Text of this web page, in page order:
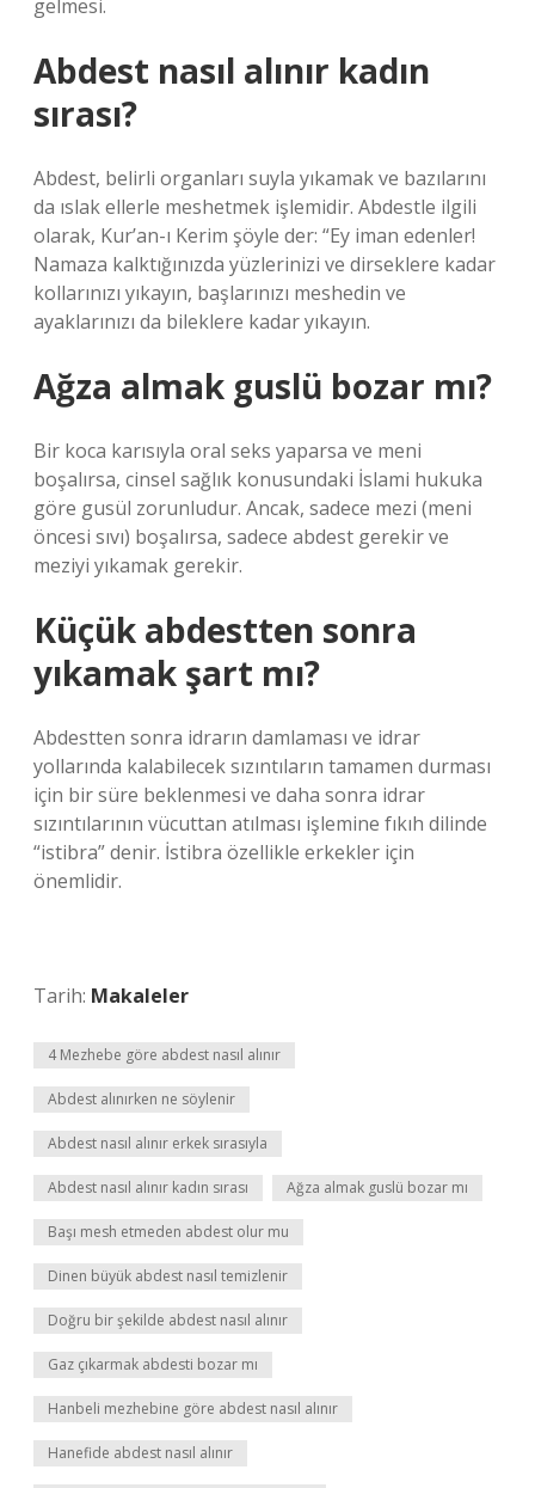
gelmesi.
Abdest nasıl alınır kadın
sırası?
Abdest, belirli organları suyla yıkamak ve bazılarını
da ıslak ellerle meshetmek işlemidir. Abdestle ilgili
olarak, Kur’an-ı Kerim şöyle der: “Ey iman edenler!
Namaza kalktığınızda yüzlerinizi ve dirseklere kadar
kollarınızı yıkayın, başlarınızı meshedin ve
ayaklarınızı da bileklere kadar yıkayın.
Ağza almak guslü bozar mı?
Bir koca karısıyla oral seks yaparsa ve meni
boşalırsa, cinsel sağlık konusundaki İslami hukuka
göre gusül zorunludur. Ancak, sadece mezi (meni
öncesi sıvı) boşalırsa, sadece abdest gerekir ve
meziyi yıkamak gerekir.
Küçük abdestten sonra
yıkamak şart mı?
Abdestten sonra idrarın damlaması ve idrar
yollarında kalabilecek sızıntıların tamamen durması
için bir süre beklenmesi ve daha sonra idrar
sızıntılarının vücuttan atılması işlemine fıkıh dilinde
“istibra” denir. İstibra özellikle erkekler için
önemlidir.
Tarih: Makaleler
4 Mezhebe göre abdest nasıl alınır
Abdest alınırken ne söylenir
Abdest nasıl alınır erkek sırasıyla
Abdest nasıl alınır kadın sırası Ağza almak guslü bozar mı
Başı mesh etmeden abdest olur mu
Dinen büyük abdest nasıl temizlenir
Doğru bir şekilde abdest nasıl alınır
Gaz çıkarmak abdesti bozar mı
Hanbeli mezhebine göre abdest nasıl alınır
Hanefide abdest nasıl alınır